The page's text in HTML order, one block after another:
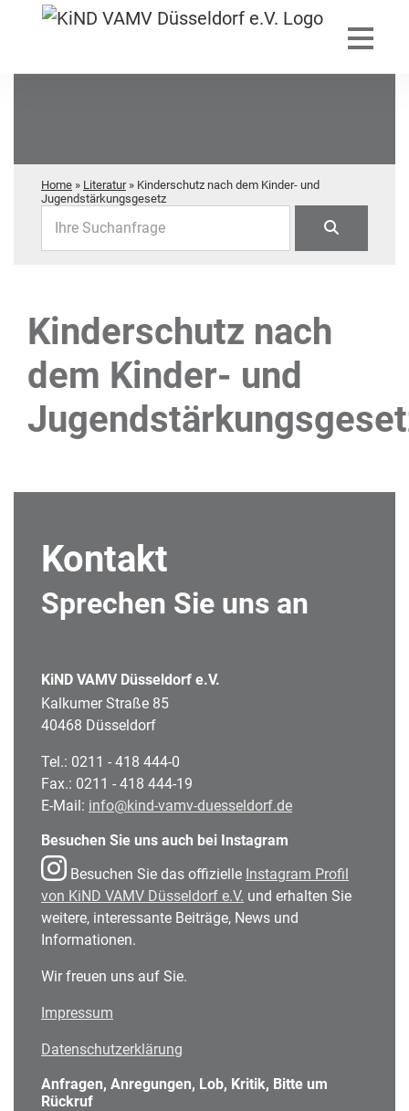
Home » Literatur» Kinderschutz nach dem Kinder- und
Jugendstärkungsgesetz
Ihre Suchanfrage
Kinderschutz nach
dem Kinder- und
Kontakt
Sprechen Sie uns an
KiND VAMV Düsseldorf e.V.
Kalkumer Straße 85
40468 Düsseldorf
Tel.: 0211 - 418 444-0
Fax.: 0211 - 418 444-19
E-Mail: info@kind-vamv-duesseldorf.de
Besuchen Sie uns auch bei Instagram
Besuchen Sie das offizielle Instagram Profil
von KiND VAMV Düsseldorf e.V. und erhalten Sie
weitere, interessante Beiträge, News und
Informationen.
Wir freuen uns auf Sie.
Impressum
Datenschutzerklärung
Anfragen, Anregungen, Lob, Kritik, Bitte um
Rückruf